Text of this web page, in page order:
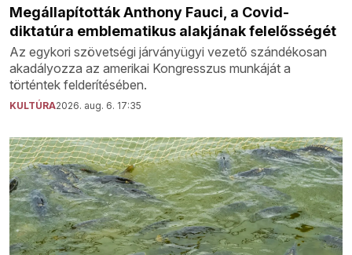
Megállapították Anthony Fauci, a Covid-
diktatúra emblematikus alakjának felelősségét
Az egykori szövetségi járványügyi vezető szándékosan
akadályozza az amerikai Kongresszus munkáját a
történtek felderítésében.
KULTÚRA2026. aug. 6. 17:35